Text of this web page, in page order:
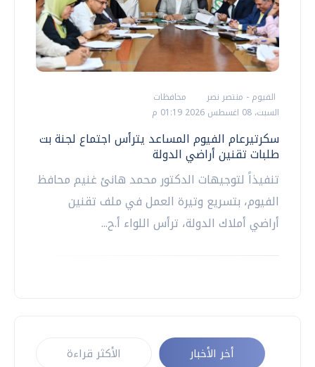
الفيوم - منتصر نصر
محافظات
السبت، 08 اغسطس 2026 01:19 م
سكرتيرعام الفيوم المساعد يترأس اجتماع لجنة بت
طلبات تقنين أراضي الدولة
تنفيذاً لتوجيهات الدكتور محمد هانئ غنيم محافظ
الفيوم، بتسريع وتيرة العمل في ملف تقنين
أراضي أملاك الدولة، ترأس اللواء أ.ح...
أخر الأخبار الأكثر قراءة